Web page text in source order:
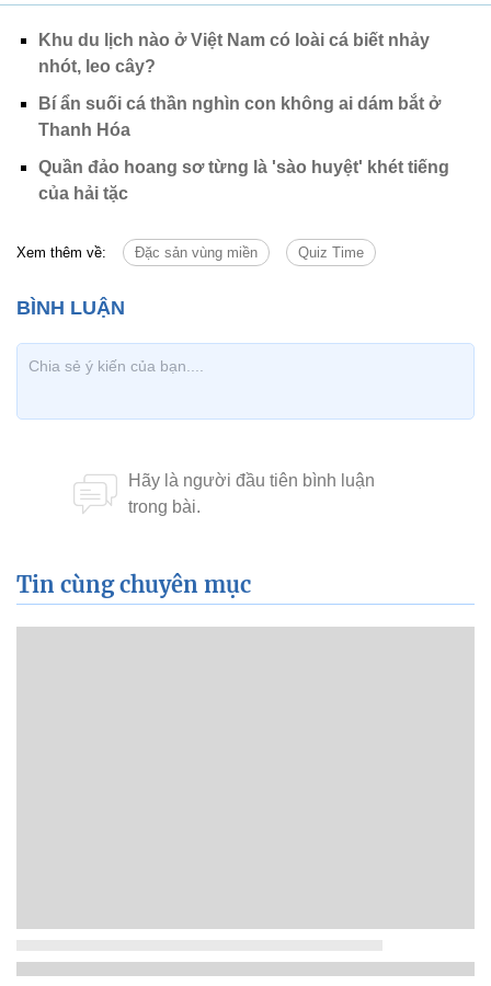
Khu du lịch nào ở Việt Nam có loài cá biết nhảy
nhót, leo cây?
Bí ẩn suối cá thần nghìn con không ai dám bắt ở
Thanh Hóa
Quần đảo hoang sơ từng là 'sào huyệt' khét tiếng
của hải tặc
Xem thêm về: Đặc sản vùng miền Quiz Time
Tin cùng chuyên mục